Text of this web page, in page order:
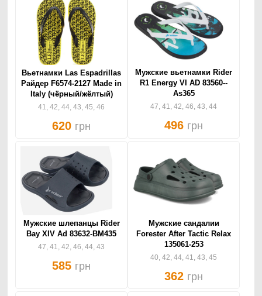
Вьетнамки Las Espadrillas
Райдер F6574-2127 Made in
Italy (чёрный/жёлтый)
41, 42, 44, 43, 45, 46
620 грн
Мужские вьетнамки Rider
R1 Energy VI AD 83560--
As365
47, 41, 42, 46, 43, 44
496 грн
Мужские шлепанцы Rider
Bay XIV Ad 83632-BM435
47, 41, 42, 46, 44, 43
585 грн
Мужские сандалии
Forester After Tactic Relax
135061-253
40, 42, 44, 41, 43, 45
362 грн